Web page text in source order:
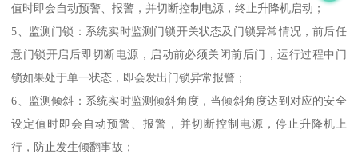
值时即会自动预警、报警，并切断控制电源，终止升降机启动；
5、监测门锁：系统实时监测门锁开关状态及门锁异常情况，前后任
意门锁开启后即切断电源，启动前必须关闭前后门，运行过程中门
锁如果处于单一状态，即会发出门锁异常报警；
6、监测倾斜：系统实时监测倾斜角度，当倾斜角度达到对应的安全
设定值时即会自动预警、报警，并切断控制电源，停止升降机上
行，防止发生倾翻事故；